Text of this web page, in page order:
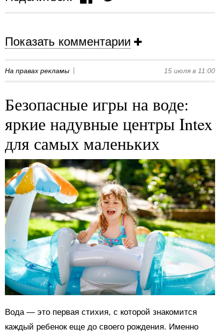
Показать комментарии
На правах рекламы 15 июля в 11:00
Безопасные игры на воде:
яркие надувные центры Intex
для самых маленьких
Вода — это первая стихия, с которой знакомится
каждый ребенок еще до своего рождения. Именно